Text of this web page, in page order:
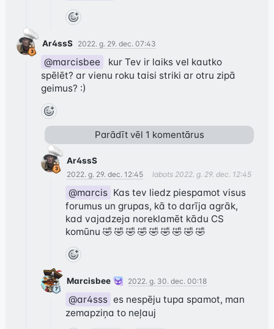
Ar4ssS 2022. g. 29. dec. 07:43
@marcisbee
  kur Tev ir laiks vel kautko
spēlēt? ar vienu roku taisi striki ar otru zipā
geimus? :)
Parādīt vēl 1 komentārus
Ar4ssS
2022. g. 29. dec. 12:45 labots 2022. g. 29. dec. 12:45
@marcis Kas tev liedz piespamot visus
forumus un grupas, kā to darīja agrāk,
kad vajadzeja noreklamēt kādu CS
komūnu 🤣 🤣 🤣 🤣 🤣 🤣 🤣 🤣 🤣
Marcisbee 2022. g. 30. dec. 00:18
@ar4sss es nespēju tupa spamot, man
zemapziņa to neļauj